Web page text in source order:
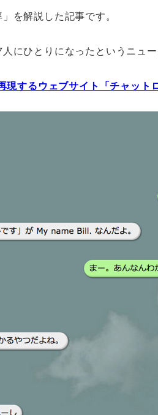
を解説した記事です。
にひとりになったというニュ
するウェブサイト「チャット